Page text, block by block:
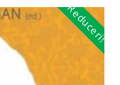
Reduceri!